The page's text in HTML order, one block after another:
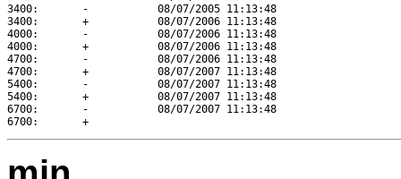
3400:       -           08/07/2005 11:13:48
3400:       +           08/07/2006 11:13:48
4000:       -           08/07/2006 11:13:48
4000:       +           08/07/2006 11:13:48
4700:       -           08/07/2006 11:13:48
4700:       +           08/07/2007 11:13:48
5400:       -           08/07/2007 11:13:48
5400:       +           08/07/2007 11:13:48
6700:       -           08/07/2007 11:13:48